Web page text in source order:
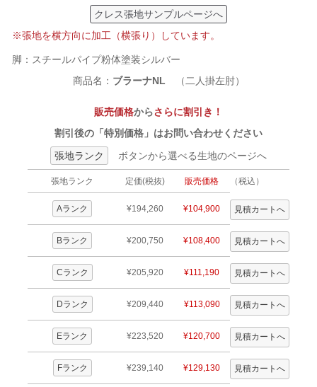
クレス張地サンプルページへ
※張地を横方向に加工（横張り）しています。
脚：スチールパイプ粉体塗装シルバー
商品名： ブラーナNL （二人掛左肘）
販売価格からさらに割引き！
割引後の「特別価格」はお問い合わせください
張地ランク
ボタンから選べる生地のページへ
張地ランク 定価(税抜) 販売価格 （税込）
Aランク ¥194,260 ¥104,900
Bランク ¥200,750 ¥108,400
Cランク ¥205,920 ¥111,190
Dランク ¥209,440 ¥113,090
Eランク ¥223,520 ¥120,700
Fランク ¥239,140 ¥129,130